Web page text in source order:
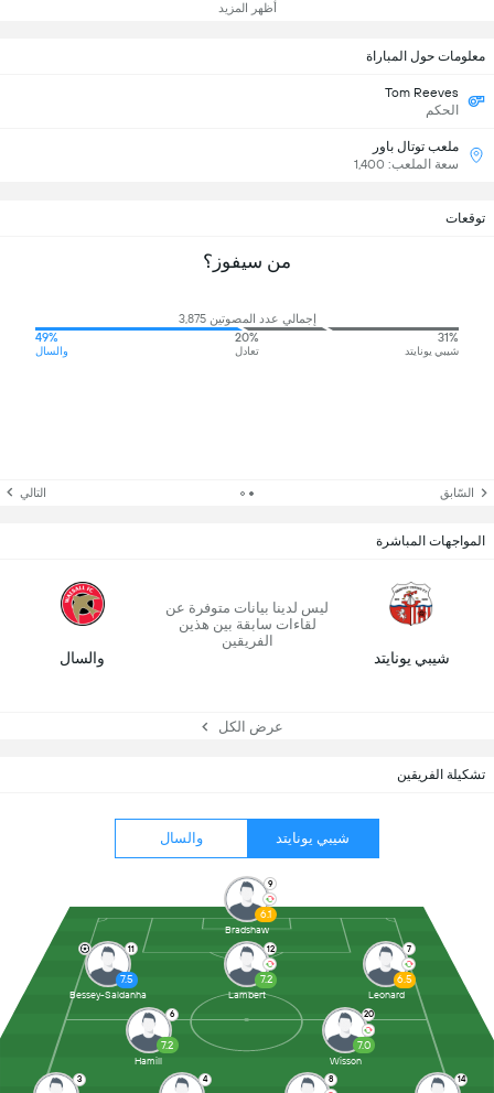
أظهر المزيد
تشكيلة الفريقين
شيبي يونايتد والسال
3 4 8 14
6
7.2
Hamill
20
7.0
Wisson
11
7.5
Bessey-Saldanha
12
7.2
Lambert
7
6.5
Leonard
9
6.1
Bradshaw
معلومات حول المباراة
Tom Reeves
الحكم
ملعب توتال باور
سعة الملعب: 1,400
توقعات
من سيفوز؟
إجمالي عدد المصوتين 3,875
31%
شيبي يونايتد
20%
تعادل
49%
والسال
السّابق التالي
المواجهات المباشرة
شيبي يونايتد
ليس لدينا بيانات متوفرة عن
لقاءات سابقة بين هذين
الفريقين
والسال
عرض الكل